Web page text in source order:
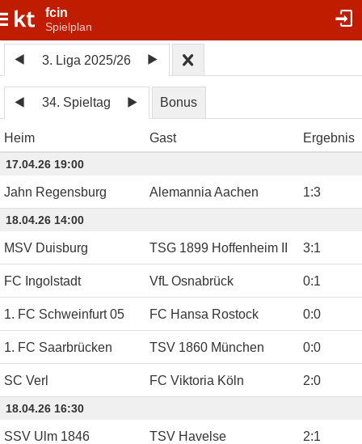
fcin
Spielplan
3. Liga 2025/26
34. Spieltag Bonus
Heim Gast Ergebnis
17.04.26 19:00
Jahn Regensburg Alemannia Aachen 1:3
18.04.26 14:00
MSV Duisburg TSG 1899 Hoffenheim II 3:1
FC Ingolstadt VfL Osnabrück 0:1
1. FC Schweinfurt 05 FC Hansa Rostock 0:0
1. FC Saarbrücken TSV 1860 München 0:0
SC Verl FC Viktoria Köln 2:0
18.04.26 16:30
SSV Ulm 1846 TSV Havelse 2:1